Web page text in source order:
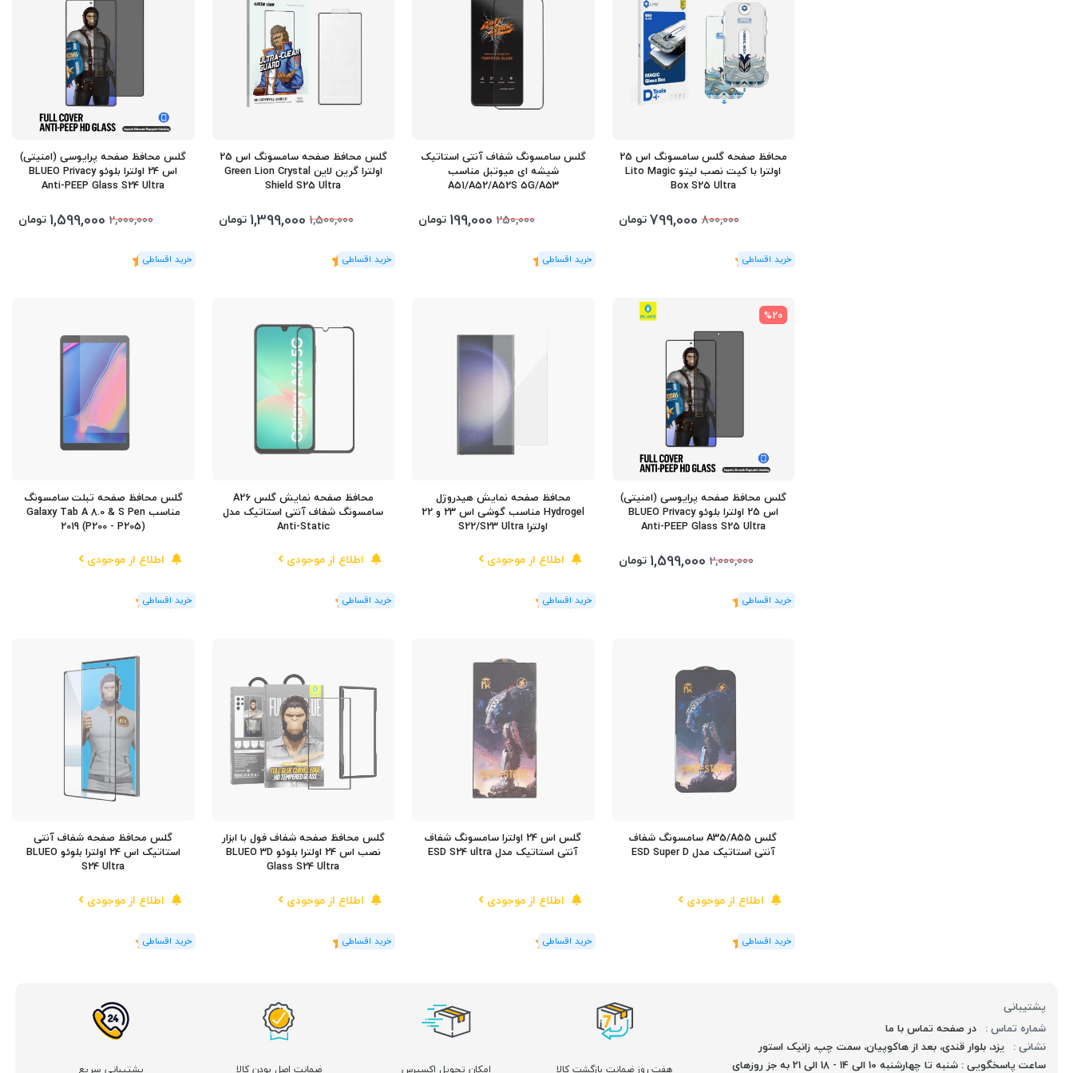
محافظ صفحه گلس سامسونگ اس 25
اولترا با کیت نصب لیتو Lito Magic
Box S25 Ultra
800,000
799,000تومان
(1رای)
5
گلس سامسونگ شفاف آنتی استاتیک
شیشه ای میوتبل مناسب
A51/A52/A52S 5G/A53
250,000
199,000 تومان
(2 رای)
5
گلس محافظ صفحه سامسونگ اس 25
اولترا گرین لاین Green Lion Crystal
Shield S25 Ultra
1,500,000
1,399,000 تومان
(3 رای)
5
گلس محافظ صفحه پرایوسی (امنیتی)
اس 24 اولترا بلوئو BLUEO Privacy
Anti-PEEP Glass S24 Ultra
2,000,000
1,599,000 تومان
(3 رای)
5
%20
گلس محافظ صفحه پرایوسی (امنیتی)
اس 25 اولترا بلوئو BLUEO Privacy
Anti-PEEP Glass S25 Ultra
2,000,000
1,599,000 تومان
(2 رای)
5
محافظ صفحه نمایش هیدروژل
Hydrogel مناسب گوشی اس 23 و 22
اولترا S22/S23 Ultra
اطلاع از موجودی
(1رای)
5
محافظ صفحه نمایش گلس A26
سامسونگ شفاف آنتی استاتیک مدل
Anti-Static
اطلاع از موجودی
(1رای)
5
گلس محافظ صفحه تبلت سامسونگ
مناسب Galaxy Tab A 8.0 & S Pen
2019 (P200 - P205)
اطلاع از موجودی
(1رای)
5
گلس A35/A55 سامسونگ شفاف
آنتی استاتیک مدل ESD Super D
اطلاع از موجودی
(2 رای)
5
گلس اس 24 اولترا سامسونگ شفاف
آنتی استاتیک مدل ESD S24 ultra
اطلاع از موجودی
(1رای)
5
گلس محافظ صفحه شفاف فول با ابزار
نصب اس 24 اولترا بلوئو BLUEO 3D
Glass S24 Ultra
اطلاع از موجودی
(2 رای)
5
گلس محافظ صفحه شفاف آنتی
استاتیک اس 24 اولترا بلوئو BLUEO
S24 Ultra
اطلاع از موجودی
(1رای)
5
پشتیبانی
شماره تماس : در صفحه تماس با ما
نشانی : یزد، بلوار قندی، بعد از هاکوپیان، سمت چپ، زانیک استور
ساعت پاسخگویی : شنبه تا چهارشنبه 10 الی 14 - 18 الی 21 به جز روزهای
هفت روز ضمانت بازگشت کالا امکان تحویل اکسپرس ضمانت اصل بودن کالا پشتیبانی سریع